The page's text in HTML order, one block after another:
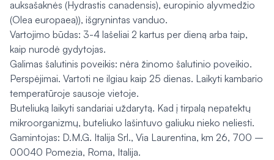
auksašaknės (Hydrastis canadensis), europinio alyvmedžio
(Olea europaea)), išgrynintas vanduo.
Vartojimo būdas: 3-4 lašeliai 2 kartus per dieną arba taip,
kaip nurodė gydytojas.
Galimas šalutinis poveikis: nėra žinomo šalutinio poveikio.
Perspėjimai. Vartoti ne ilgiau kaip 25 dienas. Laikyti kambario
temperatūroje sausoje vietoje.
Buteliuką laikyti sandariai uždarytą. Kad į tirpalą nepatektų
mikroorganizmų, buteliuko lašintuvo galiuku nieko neliesti.
Gamintojas: D.M.G. Italija Srl., Via Laurentina, km 26, 700 –
00040 Pomezia, Roma, Italija.